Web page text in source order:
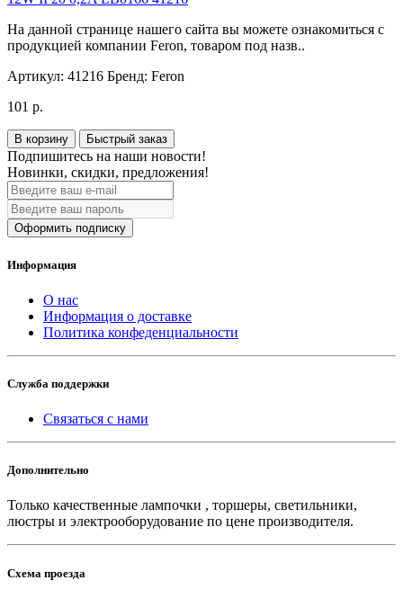
На данной странице нашего сайта вы можете ознакомиться с
продукцией компании Feron, товаром под назв..
Артикул: 41216 Бренд: Feron
101 р.
В корзину Быстрый заказ
Подпишитесь на наши новости!
Новинки, скидки, предложения!
Оформить подписку
Информация
О нас
Информация о доставке
Политика конфеденциальности
Служба поддержки
Связаться с нами
Дополнительно
Только качественные лампочки , торшеры, светильники,
люстры и электрооборудование по цене производителя.
Схема проезда